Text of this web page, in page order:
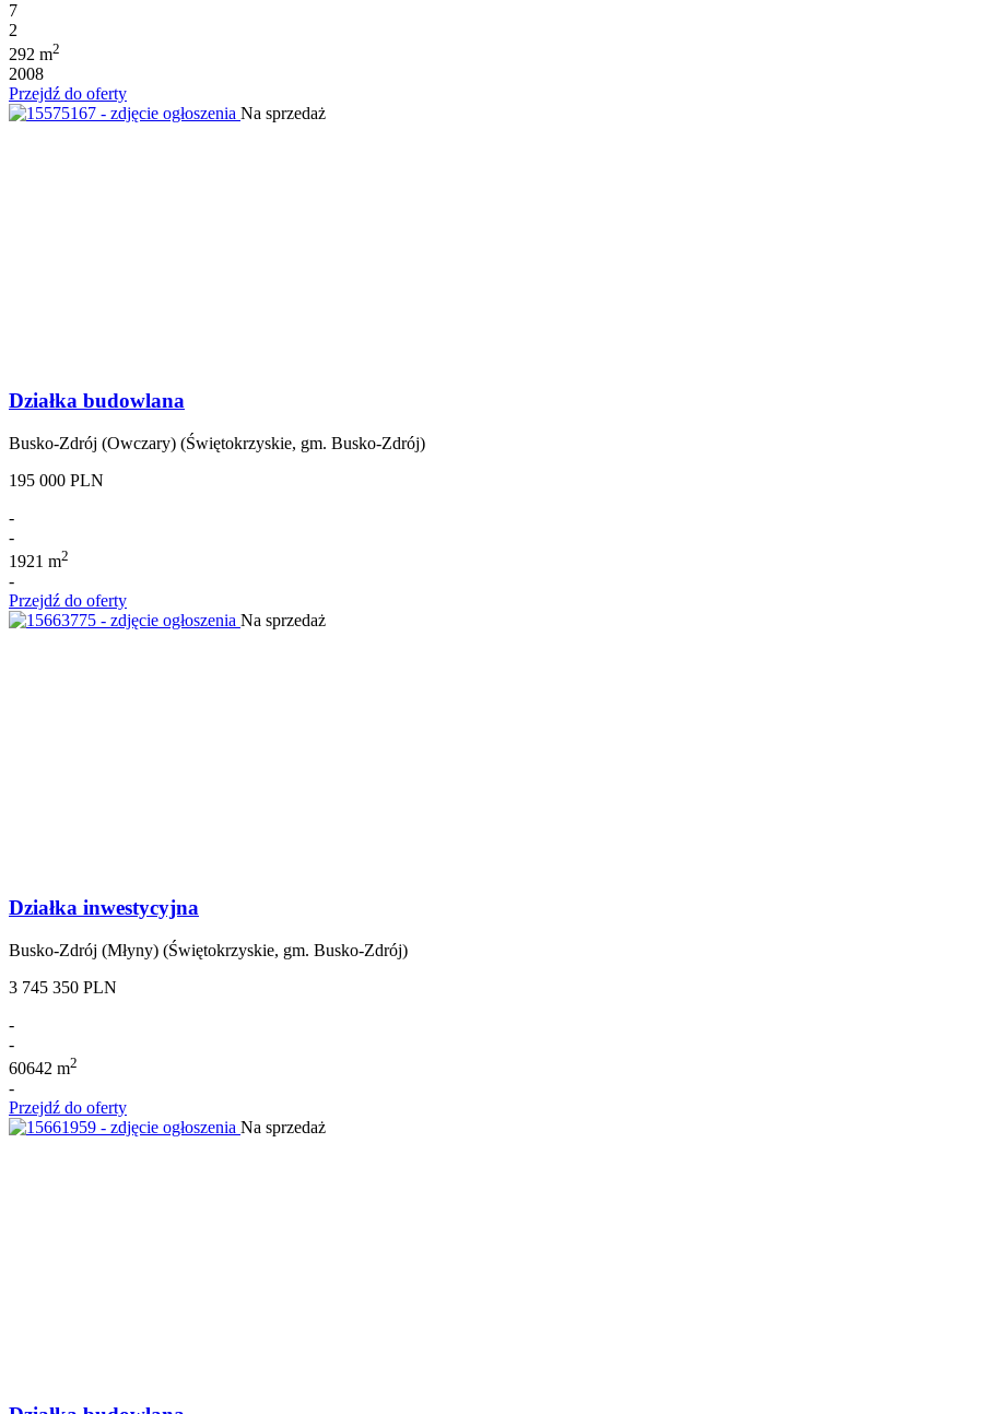
7
2
292 m2
2008
Przejdź do oferty
Na sprzedaż
Działka budowlana
Busko-Zdrój (Owczary) (Świętokrzyskie, gm. Busko-Zdrój)
195 000 PLN
-
-
1921 m2
-
Przejdź do oferty
Na sprzedaż
Działka inwestycyjna
Busko-Zdrój (Młyny) (Świętokrzyskie, gm. Busko-Zdrój)
3 745 350 PLN
-
-
60642 m2
-
Przejdź do oferty
Na sprzedaż